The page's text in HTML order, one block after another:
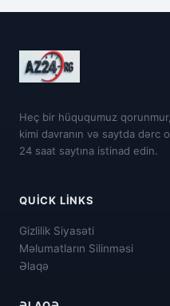
Heç bir hüququmuz
kimi davranın və saytda dərc
24 saat saytına istinad edin.
QUICK LINKS
Gizlilik Siyasəti
Məlumatların Silinməsi
Əlaqə